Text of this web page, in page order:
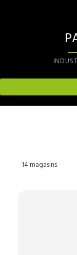
14magasins